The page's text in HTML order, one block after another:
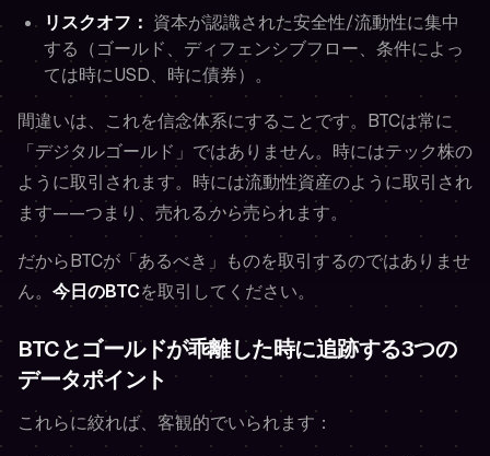
リスクオフ： 資本が認識された安全性/流動性に集中
する（ゴールド、ディフェンシブフロー、条件によっ
ては時にUSD、時に債券）。
間違いは、これを信念体系にすることです。BTCは常に
「デジタルゴールド」ではありません。時にはテック株の
ように取引されます。時には流動性資産のように取引され
ます——つまり、売れるから売られます。
だからBTCが「あるべき」ものを取引するのではありませ
ん。 今日のBTCを取引してください。
BTCとゴールドが乖離した時に追跡する3つの
データポイント
これらに絞れば、客観的でいられます：